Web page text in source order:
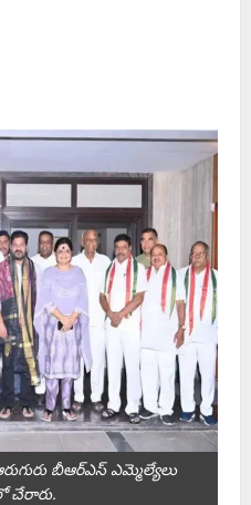
బీఆర్‌ఎస్‌ ఎమ్మెల్యేలు
చేరారు.